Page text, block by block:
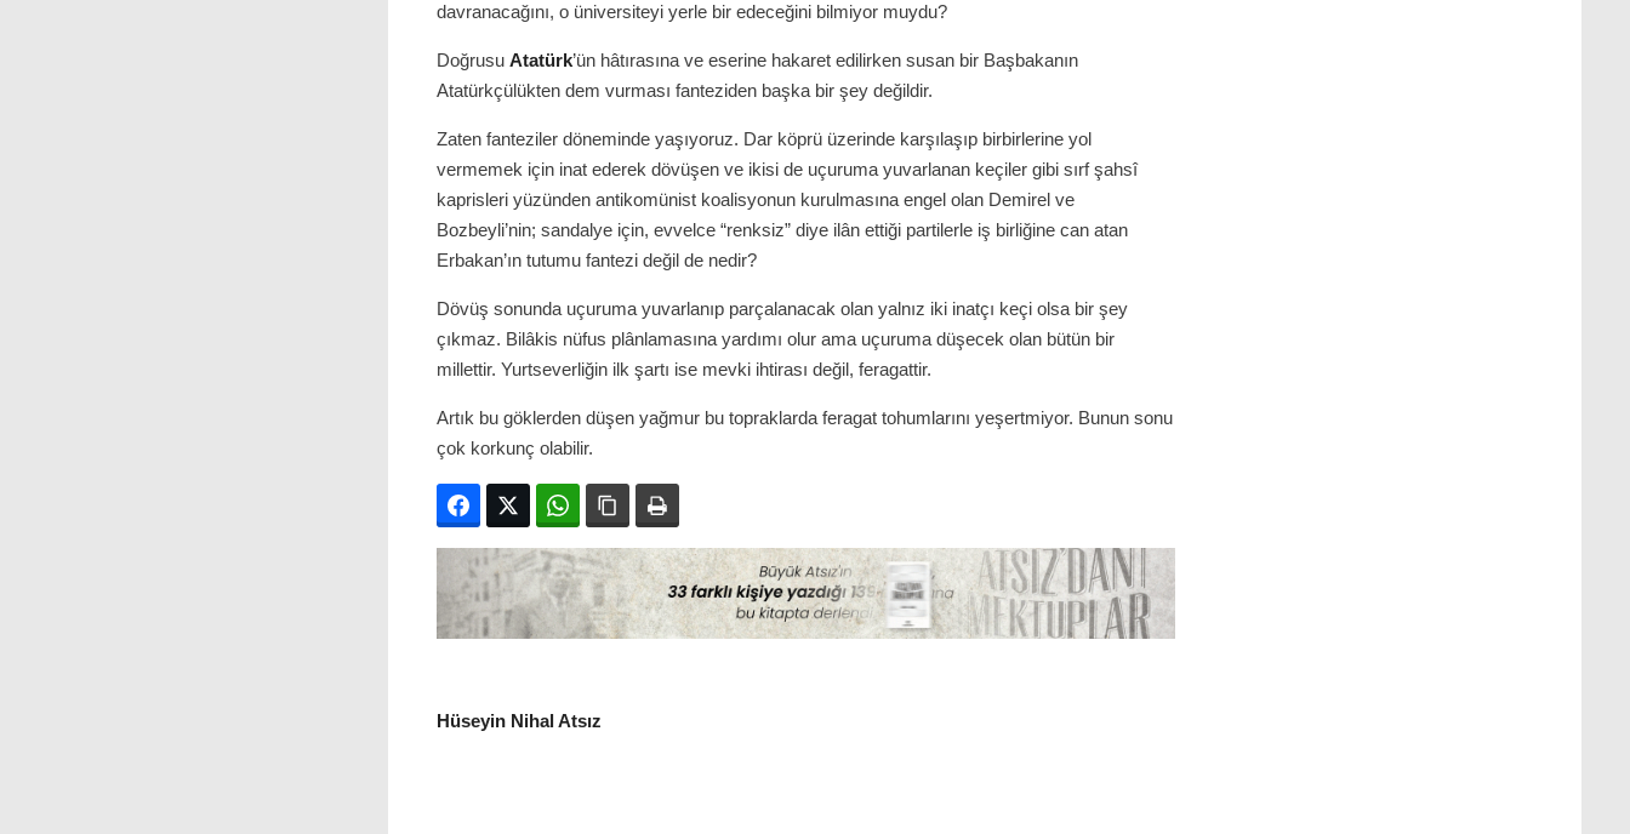
davranacağını, o üniversiteyi yerle bir edeceğini bilmiyor muydu?
Doğrusu Atatürk’ün hâtırasına ve eserine hakaret edilirken susan bir Başbakanın
Atatürkçülükten dem vurması fanteziden başka bir şey değildir.
Zaten fanteziler döneminde yaşıyoruz. Dar köprü üzerinde karşılaşıp birbirlerine yol
vermemek için inat ederek dövüşen ve ikisi de uçuruma yuvarlanan keçiler gibi sırf şahsî
kaprisleri yüzünden antikomünist koalisyonun kurulmasına engel olan Demirel ve
Bozbeyli’nin; sandalye için, evvelce “renksiz” diye ilân ettiği partilerle iş birliğine can atan
Erbakan’ın tutumu fantezi değil de nedir?
Dövüş sonunda uçuruma yuvarlanıp parçalanacak olan yalnız iki inatçı keçi olsa bir şey
çıkmaz. Bilâkis nüfus plânlamasına yardımı olur ama uçuruma düşecek olan bütün bir
millettir. Yurtseverliğin ilk şartı ise mevki ihtirası değil, feragattir.
Artık bu göklerden düşen yağmur bu topraklarda feragat tohumlarını yeşertmiyor. Bunun sonu
çok korkunç olabilir.
FacebookTwitter WhatsAppBağlanıyı kopyala
Hüseyin Nihal Atsız